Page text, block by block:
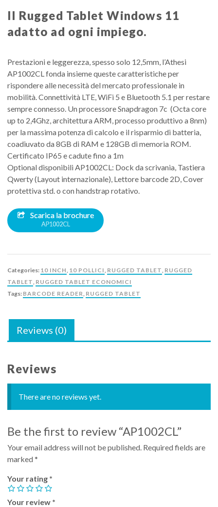
Il Rugged Tablet Windows 11
adatto ad ogni impiego.
Prestazioni e leggerezza, spesso solo 12,5mm, l’Athesi
AP1002CL fonda insieme queste caratteristiche per
rispondere alle necessità del mercato professionale in
mobilità. Connettività LTE, WiFi 5 e Bluetooth 5.1 per restare
sempre connesso. Un processore Snapdragon 7c (Octa core
up to 2,4Ghz, architettura ARM, processo produttivo a 8nm)
per la massima potenza di calcolo e il risparmio di batteria,
coadiuvato da 8GB di RAM e 128GB di memoria ROM.
Certificato IP65 e cadute fino a 1m
Optional disponibili AP1002CL: Dock da scrivania, Tastiera
Qwerty (Layout internazionale), Lettore barcode 2D, Cover
protettiva std. o con handstrap rotativo.
Scarica la brochure
AP1002CL
Categories: 10 INCH 10 POLLICI RUGGED TABLET RUGGED
TABLET RUGGED TABLET ECONOMICI
Tags: BARCODE READER RUGGED TABLET
Reviews (0)
Reviews
There are no reviews yet.
Be the first to review “AP1002CL”
Your email address will not be published. Required fields are
marked*
Your rating *
Your review *